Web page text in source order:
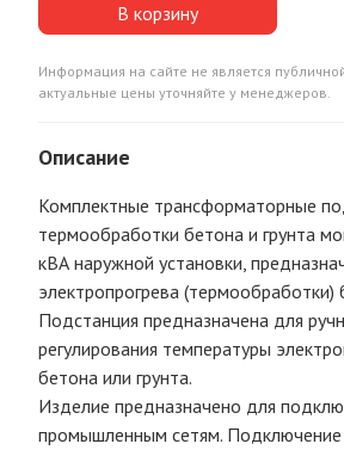
В корзину
Информация на сайте не является
актуальные цены уточняйте у менеджеров.
Описание
Комплектные трансформаторные
термообработки бетона и грунта
кВА наружной установки,
электропрогрева (термообработки)
Подстанция предназначена для
регулирования температуры
бетона или грунта.
Изделие предназначено для
промышленным сетям. Подключение